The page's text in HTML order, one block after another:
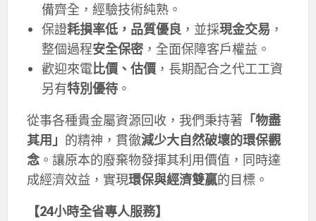
備齊全，經驗技術純熟。
保證耗損率低，品質優良 ，並採現金交易 ，
整個過程安全保密，全面保障客戶權益。
歡迎來電比價、估價，長期配合之代工工資
另有特別優待。
從事各種貴金屬資源回收，我們秉持著 「物盡
其用」 的精神，貫徹減少大自然破壞的環保觀
念。讓原本的廢棄物發揮其利用價值，同時達
成經濟效益，實現環保與經濟雙贏的目標。
【24小時全省專人服務】